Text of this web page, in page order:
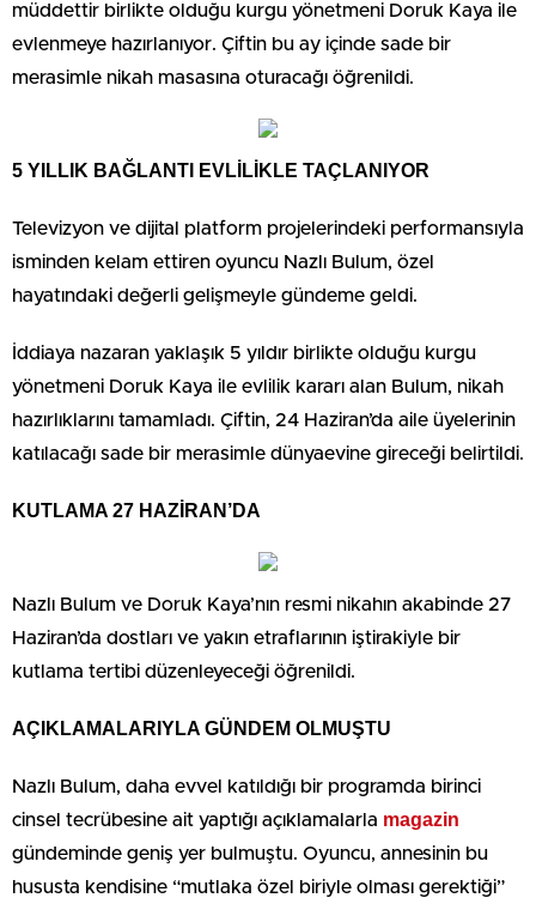
müddettir birlikte olduğu kurgu yönetmeni Doruk Kaya ile
evlenmeye hazırlanıyor. Çiftin bu ay içinde sade bir
merasimle nikah masasına oturacağı öğrenildi.
5 YILLIK BAĞLANTI EVLİLİKLE TAÇLANIYOR
Televizyon ve dijital platform projelerindeki performansıyla
isminden kelam ettiren oyuncu Nazlı Bulum, özel
hayatındaki değerli gelişmeyle gündeme geldi.
İddiaya nazaran yaklaşık 5 yıldır birlikte olduğu kurgu
yönetmeni Doruk Kaya ile evlilik kararı alan Bulum, nikah
hazırlıklarını tamamladı. Çiftin, 24 Haziran’da aile üyelerinin
katılacağı sade bir merasimle dünyaevine gireceği belirtildi.
KUTLAMA 27 HAZİRAN’DA
Nazlı Bulum ve Doruk Kaya’nın resmi nikahın akabinde 27
Haziran’da dostları ve yakın etraflarının iştirakiyle bir
kutlama tertibi düzenleyeceği öğrenildi.
AÇIKLAMALARIYLA GÜNDEM OLMUŞTU
Nazlı Bulum, daha evvel katıldığı bir programda birinci
cinsel tecrübesine ait yaptığı açıklamalarla magazin
gündeminde geniş yer bulmuştu. Oyuncu, annesinin bu
hususta kendisine “mutlaka özel biriyle olması gerektiği”